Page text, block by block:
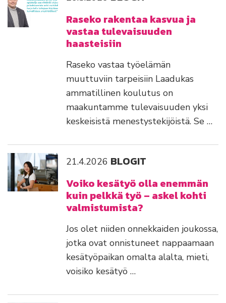
Raseko rakentaa kasvua ja
vastaa tulevaisuuden
haasteisiin
Raseko vastaa työelämän
muuttuviin tarpeisiin Laadukas
ammatillinen koulutus on
maakuntamme tulevaisuuden yksi
keskeisistä menestystekijöistä. Se …
21.4.2026 BLOGIT
Voiko kesätyö olla enemmän
kuin pelkkä työ – askel kohti
valmistumista?
Jos olet niiden onnekkaiden joukossa,
jotka ovat onnistuneet nappaamaan
kesätyöpaikan omalta alalta, mieti,
voisiko kesätyö …